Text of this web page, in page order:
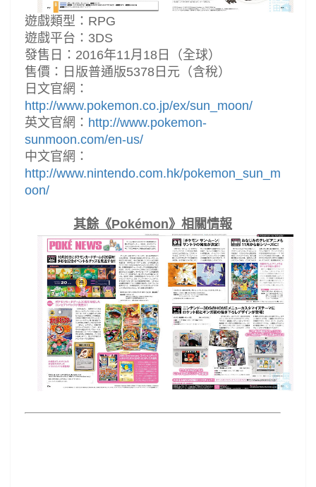
遊戲類型：RPG
遊戲平台：3DS
發售日：2016年11月18日（全球）
售價：日版普通版5378日元（含稅）
日文官網：
http://www.pokemon.co.jp/ex/sun_moon/
英文官網： http://www.pokemon-
sunmoon.com/en-us/
中文官網：
http://www.nintendo.com.hk/pokemon_sun_m
oon/
其餘《Pokémon》相關情報